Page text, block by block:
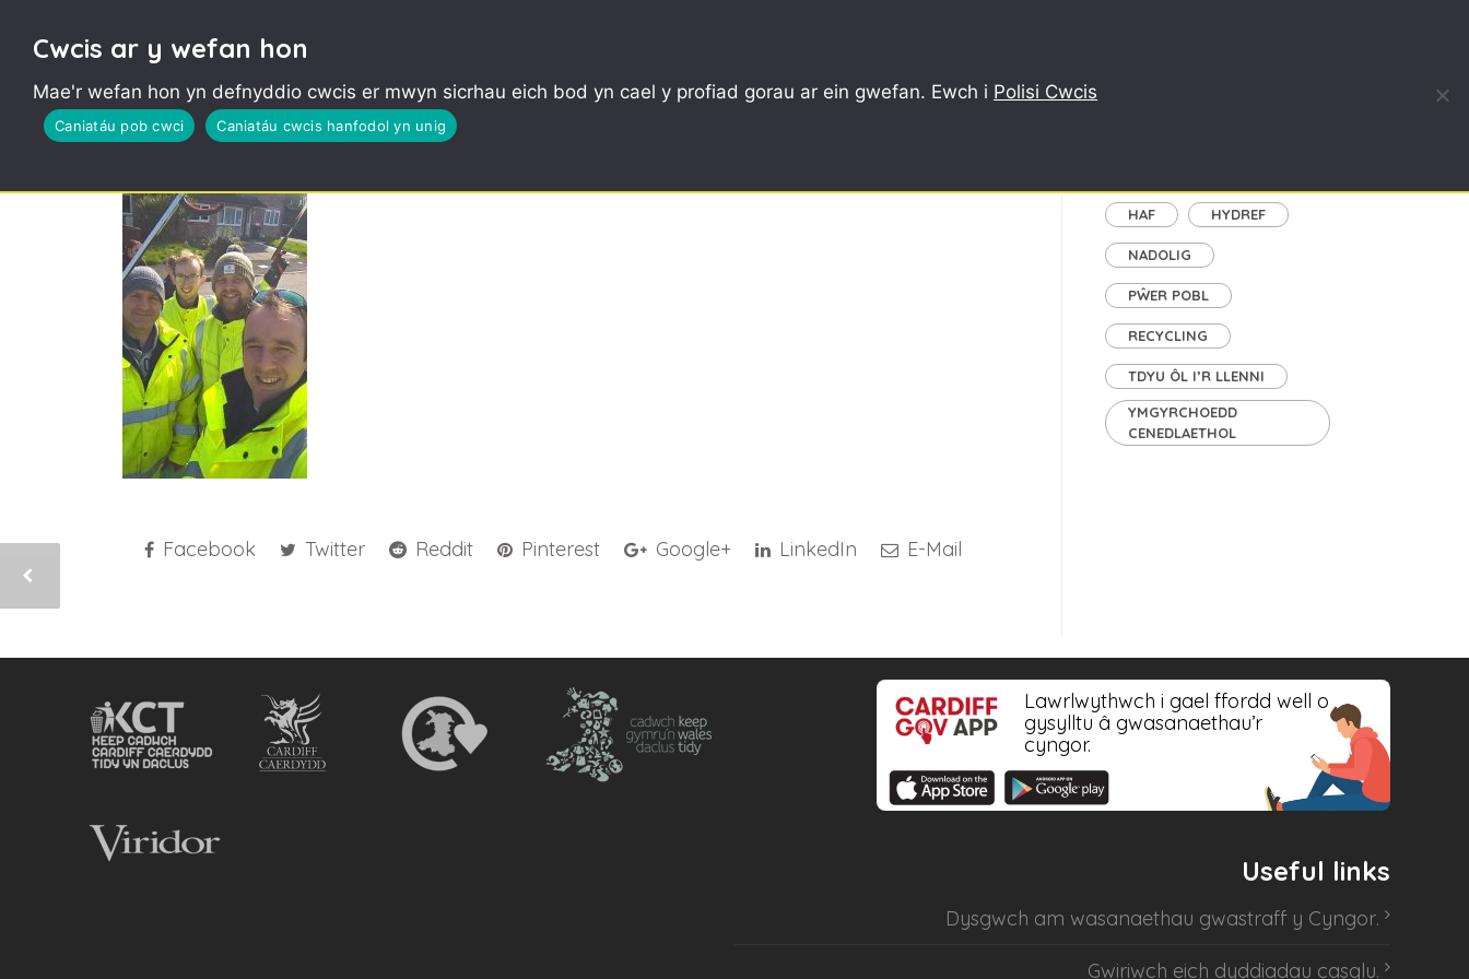
viridor litterpick
Facebook Twitter Reddit Pinterest Google+ LinkedIn E-Mail
HAF HYDREF
NADOLIG
PŴER POBL
RECYCLING
TDYU ÔL I’R LLENNI
YMGYRCHOEDD
CENEDLAETHOL
Lawrlwythwch i gael ffordd well o
gysylltu â gwasanaethau’r
cyngor.
Useful links
Dysgwch am wasanaethau gwastraff y Cyngor.
Gwiriwch eich dyddiadau casglu.
Cwcis ar y wefan hon
Mae'r wefan hon yn defnyddio cwcis er mwyn sicrhau eich bod yn cael y profiad gorau ar ein gwefan. Ewch i Polisi Cwcis
Caniatáu pob cwci Caniatáu cwcis hanfodol yn unig